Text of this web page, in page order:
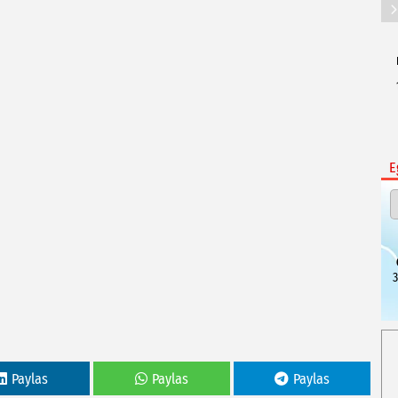
Paylas Paylas Paylas